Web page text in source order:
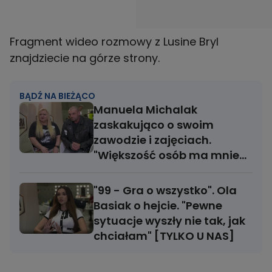
Fragment wideo rozmowy z Lusine Bryl
znajdziecie na górze strony.
BĄDŹ NA BIEŻĄCO
Manuela Michalak
zaskakująco o swoim
zawodzie i zajęciach.
"Większość osób ma mnie
"99 - Gra o wszystko". Ola
Basiak o hejcie. "Pewne
sytuacje wyszły nie tak, jak
chciałam" [TYLKO U NAS]